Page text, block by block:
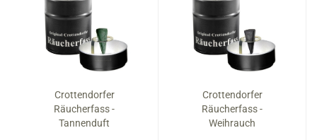
Crottendorfer
Räucherfass -
Tannenduft
Crottendorfer
Räucherfass -
Weihrauch